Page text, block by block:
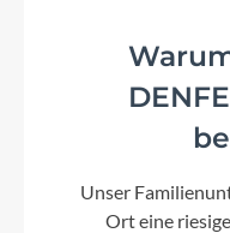
Unser
Ort eine